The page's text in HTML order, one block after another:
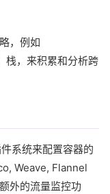
，例如
栈，来积累和分析跨
系统来配置容器的
Weave, Flannel
外的流量监控功